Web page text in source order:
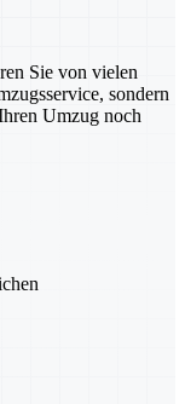
Sie von vielen
sondern
Umzug noch